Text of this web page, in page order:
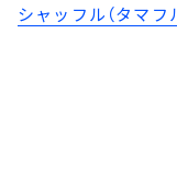
シャッフル（タマフ